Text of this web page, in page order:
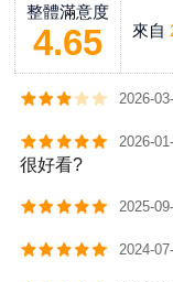
整體滿意度
4.65 來自
2026-
2026-
很好看?
2025-
2024-